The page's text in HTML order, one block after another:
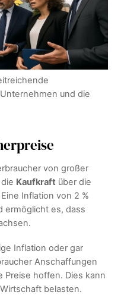
und die
von großer
Kaufkraft über die
Inflation von 2 %
ermöglicht es, dass
Inflation oder gar
Anschaffungen
Preise hoffen. Dies kann
belasten.